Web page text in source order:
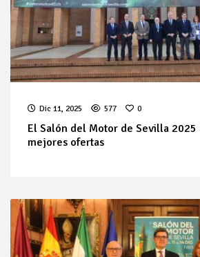
Dic 11, 2025 577 0
El Salón del Motor de Sevilla 2025
mejores ofertas